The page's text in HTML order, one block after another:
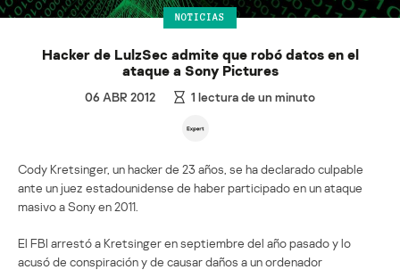
NOTICIAS
Hacker de LulzSec admite que robó datos en el
ataque a Sony Pictures
06 ABR 2012 1 lectura de un minuto
Cody Kretsinger, un hacker de 23 años, se ha declarado culpable
ante un juez estadounidense de haber participado en un ataque
masivo a Sony en 2011.
El FBI arrestó a Kretsinger en septiembre del año pasado y lo
acusó de conspiración y de causar daños a un ordenador